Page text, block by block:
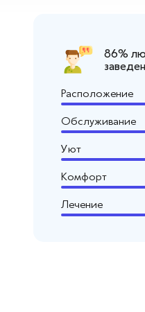
86%
Расположение
Обслуживание
Уют
Комфорт
Лечение